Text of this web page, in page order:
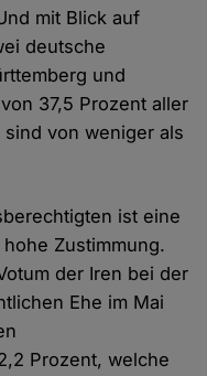
mit Blick auf
deutsche
und
37,5 Prozent aller
von weniger als
ist eine
Zustimmung.
der Iren bei der
Ehe im Mai
Prozent, welche